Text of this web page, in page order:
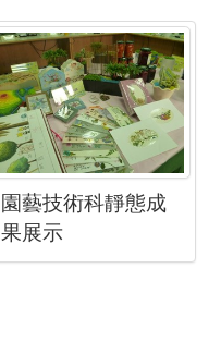
園藝技術科靜態成
果展示